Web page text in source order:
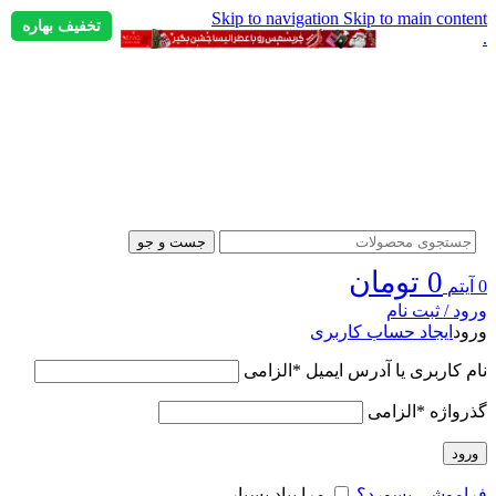
Skip to navigation Skip to main content
.
جست و جو
0 آیتم 0 تومان
ورود / ثبت نام
ورود ایجاد حساب کاربری
نام کاربری یا آدرس ایمیل * الزامی
گذرواژه * الزامی
ورود
تخفیف بهاره